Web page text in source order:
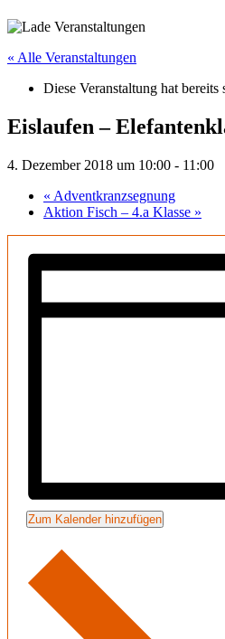
« Alle Veranstaltungen
Diese Veranstaltung hat bereits
Eislaufen –
4. Dezember 2018 um 10:00 - 11:00
« Adventkranzsegnung
Aktion Fisch – 4.a Klasse »
Zum Kalender hinzufügen